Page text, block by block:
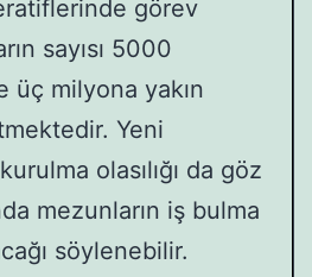
görev
sayısı 5000
üç milyona yakın
Yeni
olasılığı da göz
mezunların iş bulma
söylenebilir.